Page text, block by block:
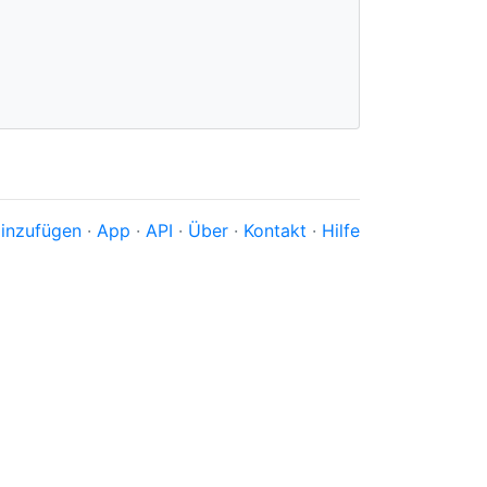
· App · API · Über · Kontakt · Hilfe